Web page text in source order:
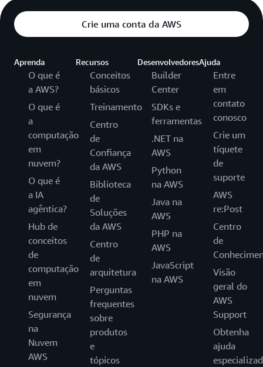
Crie uma conta da AWS
Aprenda
O que é
a AWS?
O que é
a
computação
em
nuvem?
O que é
a IA
agêntica?
Hub de
conceitos
de
computação
em
nuvem
Segurança
na
Nuvem
AWS
Recursos
Conceitos
básicos
Treinamento
Centro
de
Confiança
da AWS
Biblioteca
de
Soluções
da AWS
Centro
de
arquitetura
Perguntas
frequentes
sobre
produtos
e
tópicos
Desenvolvedores
Builder
Center
SDKs e
ferramentas
.NET na
AWS
Python
na AWS
Java na
AWS
PHP na
AWS
JavaScript
na AWS
Ajuda
Entre
em
contato
conosco
Crie um
tíquete
de
suporte
AWS
re:Post
Centro
de
Visão
geral do
AWS
Support
Obtenha
ajuda